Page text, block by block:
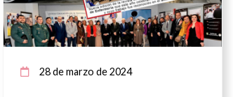
28 de marzo de 2024